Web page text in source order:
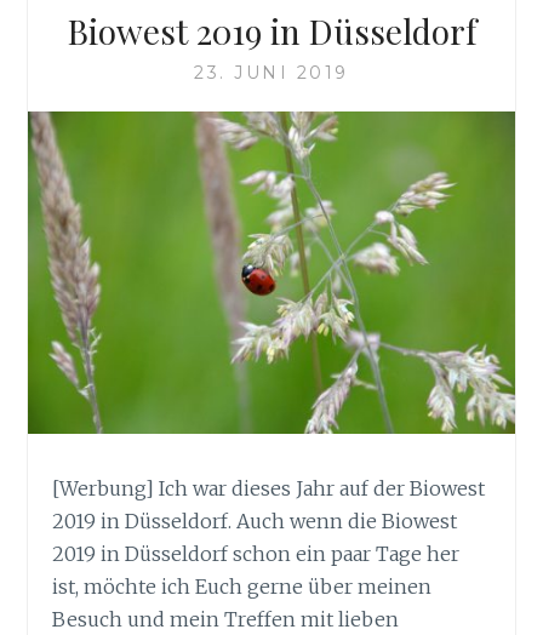
Biowest 2019 in Düsseldorf
23. JUNI 2019
[Werbung] Ich war dieses Jahr auf der Biowest
2019 in Düsseldorf. Auch wenn die Biowest
2019 in Düsseldorf schon ein paar Tage her
ist, möchte ich Euch gerne über meinen
Besuch und mein Treffen mit lieben